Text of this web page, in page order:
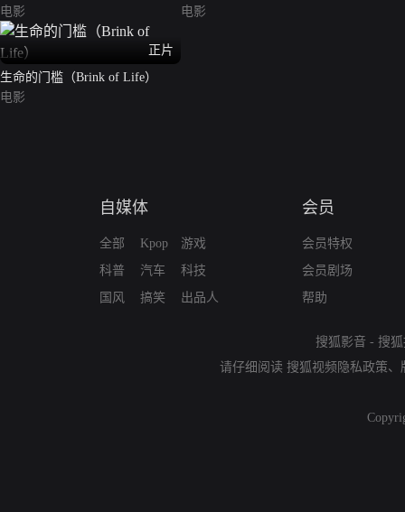
电影
电影
正片
生命的门槛（Brink of Life）
电影
自媒体
全部
科普
国风
Kpop
汽车
搞笑
游戏
科技
出品人
会员
会员特权
会员剧场
帮助
搜狐影音 - 搜
请仔细阅读 搜狐视频隐私政策、